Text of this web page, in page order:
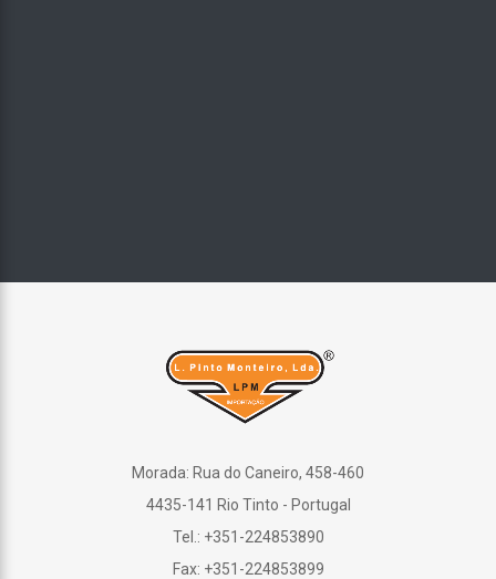
Morada: Rua do Caneiro, 458-460
4435-141 Rio Tinto - Portugal
Tel.: +351-224853890
Fax: +351-224853899